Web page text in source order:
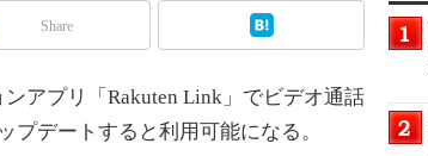
Share
アプリ「Rakuten Link」でビデオ通話
デートすると利用可能になる。